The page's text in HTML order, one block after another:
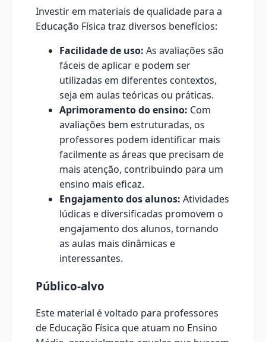
Investir em materiais de qualidade para a
Educação Física traz diversos benefícios:
Facilidade de uso: As avaliações são
fáceis de aplicar e podem ser
utilizadas em diferentes contextos,
seja em aulas teóricas ou práticas.
Aprimoramento do ensino: Com
avaliações bem estruturadas, os
professores podem identificar mais
facilmente as áreas que precisam de
mais atenção, contribuindo para um
ensino mais eficaz.
Engajamento dos alunos: Atividades
lúdicas e diversificadas promovem o
engajamento dos alunos, tornando
as aulas mais dinâmicas e
interessantes.
Público-alvo
Este material é voltado para professores
de Educação Física que atuam no Ensino